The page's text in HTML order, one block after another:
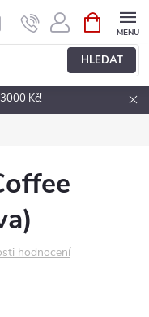
HLEDAT
NÁKUPNÍ
KOŠÍK
Kč!
hodnocení